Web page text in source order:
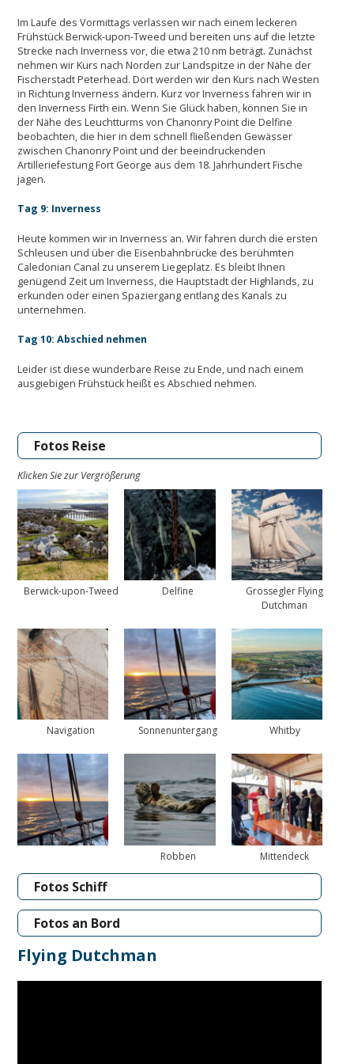
Im Laufe des Vormittags verlassen wir nach einem leckeren
Frühstück Berwick-upon-Tweed und bereiten uns auf die letzte
Strecke nach Inverness vor, die etwa 210 nm beträgt. Zunächst
nehmen wir Kurs nach Norden zur Landspitze in der Nähe der
Fischerstadt Peterhead. Dort werden wir den Kurs nach Westen
in Richtung Inverness ändern. Kurz vor Inverness fahren wir in
den Inverness Firth ein. Wenn Sie Glück haben, können Sie in
der Nähe des Leuchtturms von Chanonry Point die Delfine
beobachten, die hier in dem schnell fließenden Gewässer
zwischen Chanonry Point und der beeindruckenden
Artilleriefestung Fort George aus dem 18. Jahrhundert Fische
jagen.
Tag 9: Inverness
Heute kommen wir in Inverness an. Wir fahren durch die ersten
Schleusen und über die Eisenbahnbrücke des berühmten
Caledonian Canal zu unserem Liegeplatz. Es bleibt Ihnen
genügend Zeit um Inverness, die Hauptstadt der Highlands, zu
erkunden oder einen Spaziergang entlang des Kanals zu
unternehmen.
Tag 10: Abschied nehmen
Leider ist diese wunderbare Reise zu Ende, und nach einem
ausgiebigen Frühstück heißt es Abschied nehmen.
Fotos Reise
Klicken Sie zur Vergrößerung
Berwick-upon-Tweed Delfine
Grossegler Flying
Dutchman
Navigation Sonnenuntergang Whitby
Robben Mittendeck
Fotos Schiff
Fotos an Bord
Flying Dutchman